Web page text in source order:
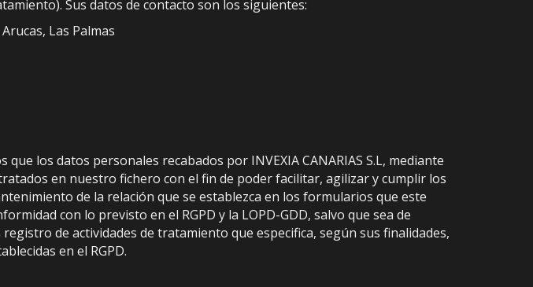
Sus datos de contacto son los siguientes:
Las Palmas
los datos personales recabados por INVEXIA CANARIAS S.L, mediante
en nuestro fichero con el fin de poder facilitar, agilizar y cumplir los
de la relación que se establezca en los formularios que este
con lo previsto en el RGPD y la LOPD-GDD, salvo que sea de
de actividades de tratamiento que especifica, según sus finalidades,
en el RGPD.